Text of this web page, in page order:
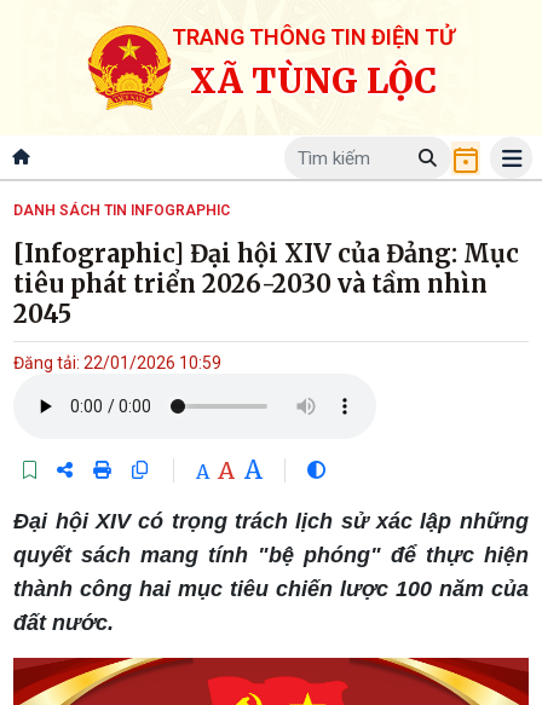
TRANG THÔNG TIN ĐIỆN TỬ
XÃ TÙNG LỘC
DANH SÁCH TIN INFOGRAPHIC
[Infographic] Đại hội XIV của Đảng: Mục
tiêu phát triển 2026-2030 và tầm nhìn
2045
Đăng tải: 22/01/2026 10:59
A A A
Đại hội XIV có trọng trách lịch sử xác lập những
quyết sách mang tính "bệ phóng" để thực hiện
thành công hai mục tiêu chiến lược 100 năm của
đất nước.